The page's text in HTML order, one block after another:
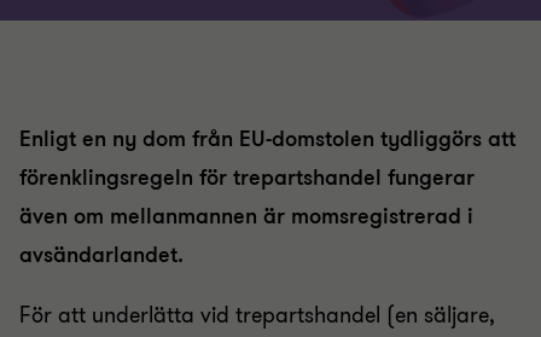
Enligt en ny dom från EU-domstolen tydliggörs att
förenklingsregeln för trepartshandel fungerar
även om mellanmannen är momsregistrerad i
avsändarlandet.
För att underlätta vid trepartshandel (en säljare,